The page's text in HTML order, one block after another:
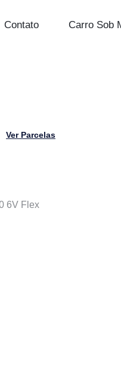
Contato Carro Sob
Ver Parcelas